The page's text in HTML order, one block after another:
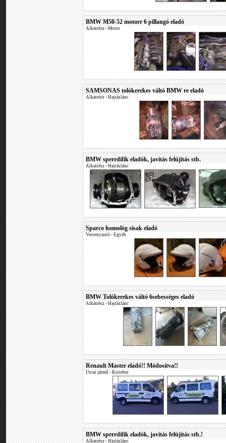
BMW M50-52 motorr 6 pillangó eladó
Alkatrész • Motor
SAMSONAS tolókerekes váltó BMW re eladó
Alkatrész • Hajtáslánc
BMW sperrdifik eladók, javítás felújítás stb.
Alkatrész • Hajtáslánc
Sparco homológ sisak eladó
Versenyautó • Egyéb
BMW Tolókerekes váltó 6sebességes eladó
Alkatrész • Hajtáslánc
Renault Master eladó!! Módosítva!!
Utcai jármű • Kisteher
BMW sperrdifik eladók, javítás felújítás stb.!
Alkatrész • Hajtáslánc